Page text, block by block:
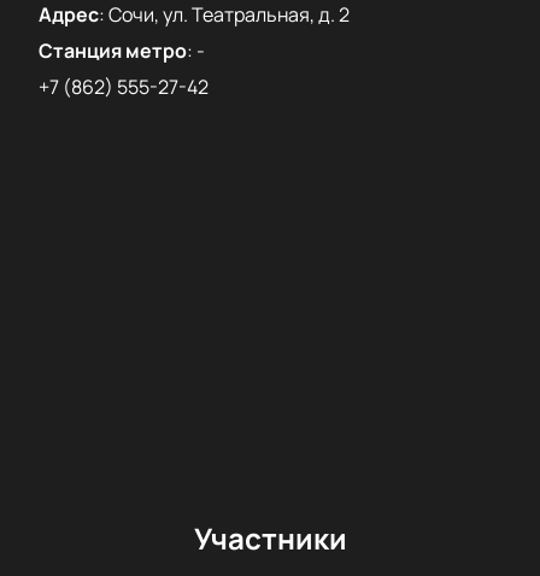
Адрес:Сочи, ул. Театральная, д. 2
Станция метро: -
+7 (862) 555-27-42
Участники